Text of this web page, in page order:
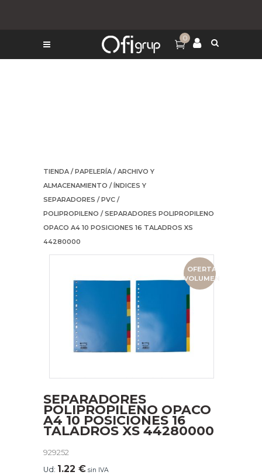
0
TIENDA /PAPELERÍA /ARCHIVO Y
ALMACENAMIENTO /ÍNDICES Y
SEPARADORES /PVC /
POLIPROPILENO / SEPARADORES POLIPROPILENO
OPACO A4 10 POSICIONES 16 TALADROS XS
44280000
OFERTA
VOLUMEN
SEPARADORES
POLIPROPILENO OPACO
A4 10 POSICIONES 16
TALADROS XS 44280000
929252
Ud: 1.22 € sin IVA